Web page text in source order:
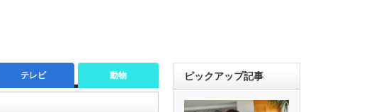
テレビ 動物 ピックアップ記事